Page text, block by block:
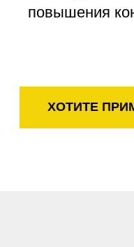
повышения
ХОТИТЕ